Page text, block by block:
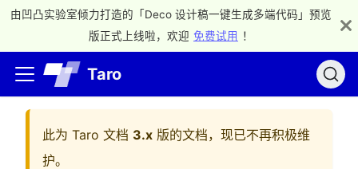
由凹凸实验室倾力打造的「Deco 设计稿一键生成多端代码」预览
版正式上线啦，欢迎 免费试用 ！
Taro
此为 Taro 文档 3.x 版的文档，现已不再积极维
护。